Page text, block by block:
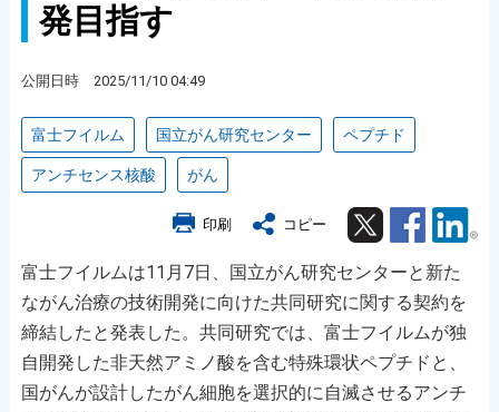
発目指す
公開日時 2025/11/10 04:49
富士フイルム 国立がん研究センター ペプチド
アンチセンス核酸 がん
印刷 コピー Twitter Facebook
富士フイルムは11月7日、国立がん研究センターと新た
ながん治療の技術開発に向けた共同研究に関する契約を
締結したと発表した。共同研究では、富士フイルムが独
自開発した非天然アミノ酸を含む特殊環状ペプチドと、
国がんが設計したがん細胞を選択的に自滅させるアンチ